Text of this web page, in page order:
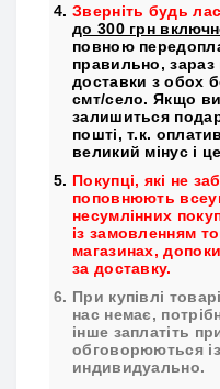
Зверніть будь
до 300 грн
повною
правильно, зараз
доставки з обох
смт/село. Якщо
залишиться
пошті, т.к.
великий мінус і
Покупці, які не
поповнюють
несумлінних
із замовленням
магазинах,
за доставку.
При купівлі
нас немає,
інше заплатіть
обговорюються
индивидуально.